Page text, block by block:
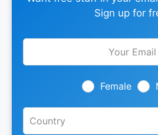
Sign up for
Leave
Female